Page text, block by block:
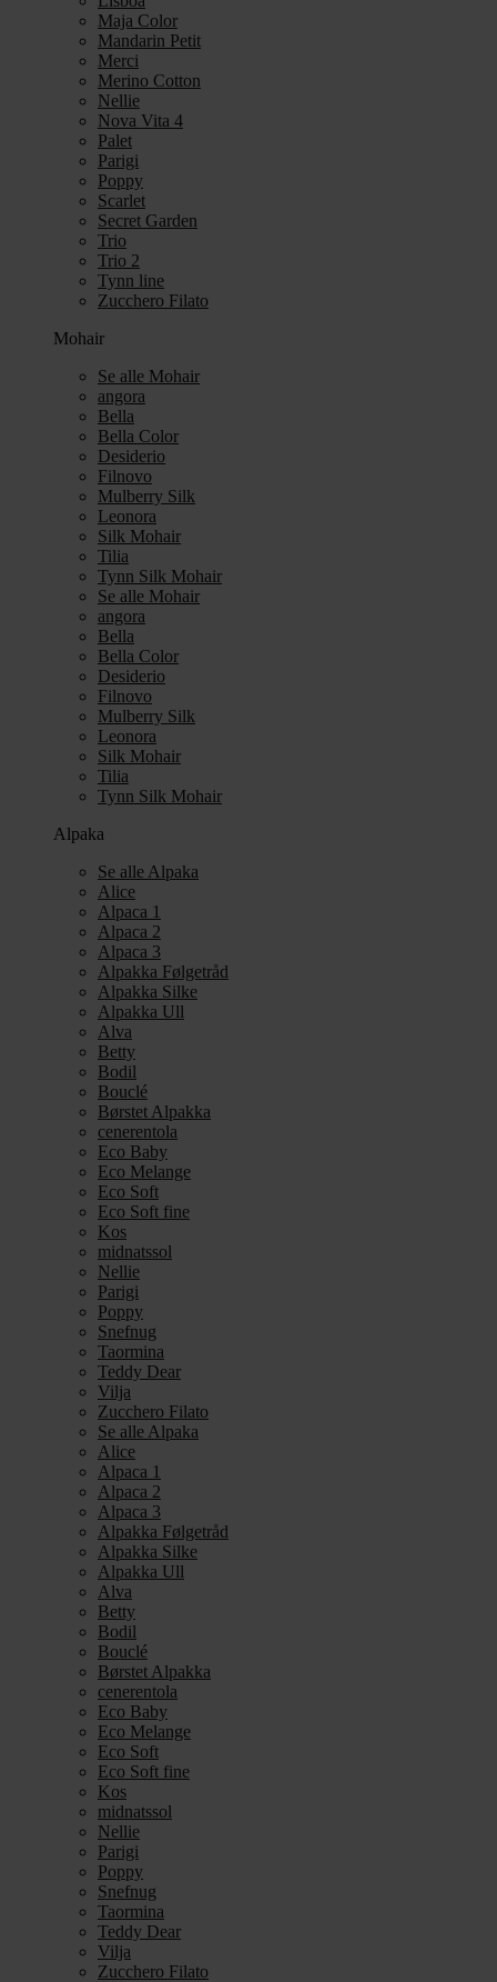
Maja Color
Mandarin Petit
Merci
Merino Cotton
Nellie
Nova Vita 4
Palet
Parigi
Poppy
Scarlet
Secret Garden
Trio
Trio 2
Tynn line
Zucchero Filato
Mohair
Se alle Mohair
angora
Bella
Bella Color
Desiderio
Filnovo
Mulberry Silk
Leonora
Silk Mohair
Tilia
Tynn Silk Mohair
Se alle Mohair
angora
Bella
Bella Color
Desiderio
Filnovo
Mulberry Silk
Leonora
Silk Mohair
Tilia
Tynn Silk Mohair
Alpaka
Se alle Alpaka
Alice
Alpaca 1
Alpaca 2
Alpaca 3
Alpakka Følgetråd
Alpakka Silke
Alpakka Ull
Alva
Betty
Bodil
Bouclé
Børstet Alpakka
cenerentola
Eco Baby
Eco Melange
Eco Soft
Eco Soft fine
Kos
midnatssol
Nellie
Parigi
Poppy
Snefnug
Taormina
Teddy Dear
Vilja
Zucchero Filato
Se alle Alpaka
Alice
Alpaca 1
Alpaca 2
Alpaca 3
Alpakka Følgetråd
Alpakka Silke
Alpakka Ull
Alva
Betty
Bodil
Bouclé
Børstet Alpakka
cenerentola
Eco Baby
Eco Melange
Eco Soft
Eco Soft fine
Kos
midnatssol
Nellie
Parigi
Poppy
Snefnug
Taormina
Teddy Dear
Vilja
Zucchero Filato